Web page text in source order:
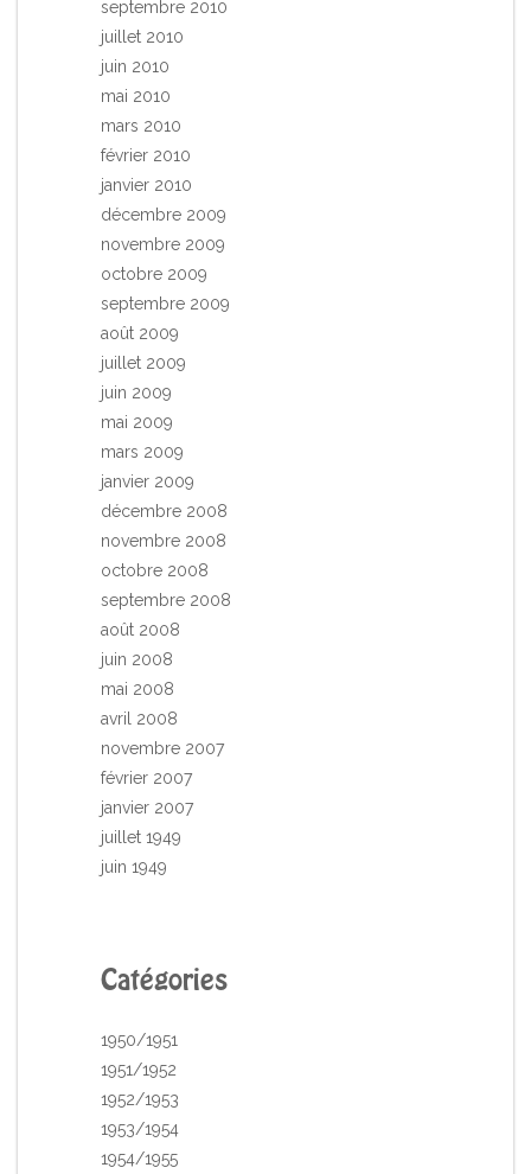
septembre 2010
juillet 2010
juin 2010
mai 2010
mars 2010
février 2010
janvier 2010
décembre 2009
novembre 2009
octobre 2009
septembre 2009
août 2009
juillet 2009
juin 2009
mai 2009
mars 2009
janvier 2009
décembre 2008
novembre 2008
octobre 2008
septembre 2008
août 2008
juin 2008
mai 2008
avril 2008
novembre 2007
février 2007
janvier 2007
juillet 1949
juin 1949
Catégories
1950/1951
1951/1952
1952/1953
1953/1954
1954/1955